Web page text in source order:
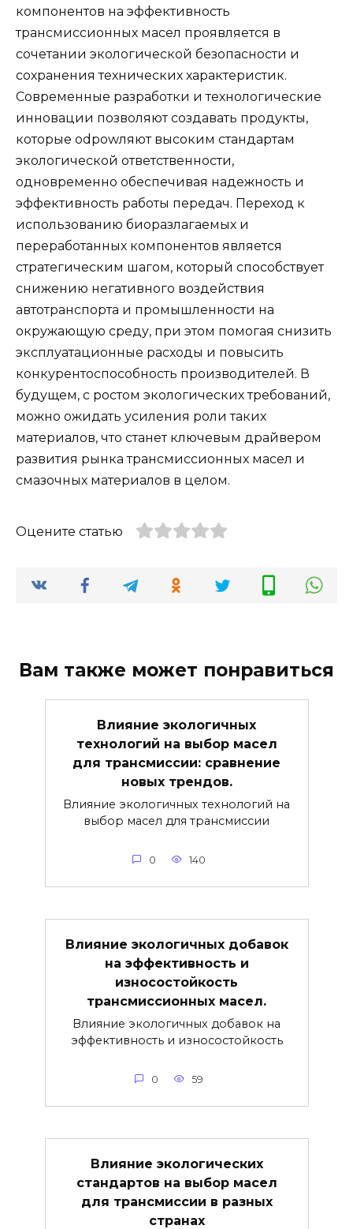
компонентов на эффективность
трансмиссионных масел проявляется в
сочетании экологической безопасности и
сохранения технических характеристик.
Современные разработки и технологические
инновации позволяют создавать продукты,
которые odpowляют высоким стандартам
экологической ответственности,
одновременно обеспечивая надежность и
эффективность работы передач. Переход к
использованию биоразлагаемых и
переработанных компонентов является
стратегическим шагом, который способствует
снижению негативного воздействия
автотранспорта и промышленности на
окружающую среду, при этом помогая снизить
эксплуатационные расходы и повысить
конкурентоспособность производителей. В
будущем, с ростом экологических требований,
можно ожидать усиления роли таких
материалов, что станет ключевым драйвером
развития рынка трансмиссионных масел и
смазочных материалов в целом.
Оцените статью
Вам также может понравиться
Влияние экологичных
технологий на выбор масел
для трансмиссии: сравнение
новых трендов.
Влияние экологичных технологий на
выбор масел для трансмиссии
0 140
Влияние экологичных добавок
на эффективность и
износостойкость
трансмиссионных масел.
Влияние экологичных добавок на
эффективность и износостойкость
0 59
Влияние экологических
стандартов на выбор масел
для трансмиссии в разных
странах